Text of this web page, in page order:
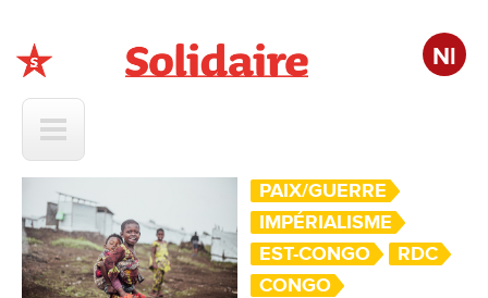
Nl
PAIX/GUERRE
IMPÉRIALISME
EST-CONGO
RDC
CONGO